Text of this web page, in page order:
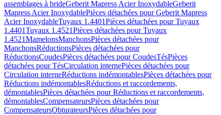
assemblages à brideGeberit Mapress Acier InoxydableGeberit
Mapress Acier InoxydablePièces détachées pour Geberit Mapress
Acier InoxydableTuyaux 1.4401Pièces détachées pour Tuyaux
1.4401Tuyaux 1.4521Pièces détachées pour Tuyaux
1.4521MamelonsManchonsPièces détachées pour
ManchonsRéductionsPièces détachées pour
RéductionsCoudesPièces détachées pour CoudesTésPièces
détachées pour TésCirculation internePièces détachées pour
Circulation interneRéductions indémontablesPièces détachées pour
Réductions indémontablesRéductions et raccordements,
démontablesPièces détachées pour Réductions et raccordements,
démontablesCompensateursPièces détachées pour
CompensateursObturateursPièces détachées pour